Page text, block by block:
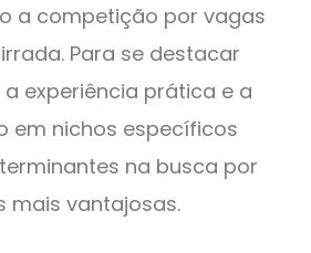
a competição por vagas
Para se destacar
experiência prática e a
em nichos específicos
na busca por
mais vantajosas.